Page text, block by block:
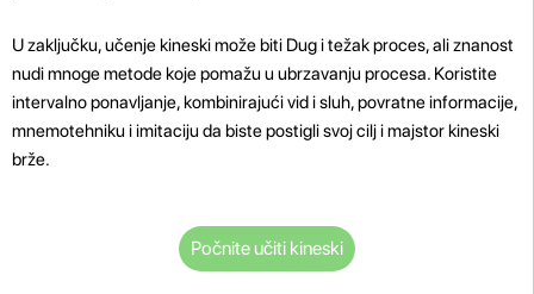
U zaključku, učenje kineski može biti Dug i težak proces, ali znanost
nudi mnoge metode koje pomažu u ubrzavanju procesa. Koristite
intervalno ponavljanje, kombinirajući vid i sluh, povratne informacije,
mnemotehniku ​​i imitaciju da biste postigli svoj cilj i majstor kineski
brže.
Počnite učiti kineski